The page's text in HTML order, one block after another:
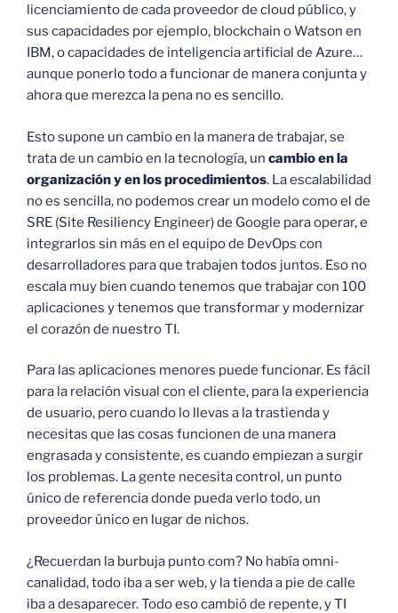
licenciamiento de cada proveedor de cloud público, y
sus capacidades por ejemplo, blockchain o Watson en
IBM, o capacidades de inteligencia artificial de Azure…
aunque ponerlo todo a funcionar de manera conjunta y
ahora que merezca la pena no es sencillo.
Esto supone un cambio en la manera de trabajar, se
trata de un cambio en la tecnología, un cambio en la
organización y en los procedimientos. La escalabilidad
no es sencilla, no podemos crear un modelo como el de
SRE (Site Resiliency Engineer) de Google para operar, e
integrarlos sin más en el equipo de DevOps con
desarrolladores para que trabajen todos juntos. Eso no
escala muy bien cuando tenemos que trabajar con 100
aplicaciones y tenemos que transformar y modernizar
el corazón de nuestro TI.
Para las aplicaciones menores puede funcionar. Es fácil
para la relación visual con el cliente, para la experiencia
de usuario, pero cuando lo llevas a la trastienda y
necesitas que las cosas funcionen de una manera
engrasada y consistente, es cuando empiezan a surgir
los problemas. La gente necesita control, un punto
único de referencia donde pueda verlo todo, un
proveedor único en lugar de nichos.
¿Recuerdan la burbuja punto com? No había omni-
canalidad, todo iba a ser web, y la tienda a pie de calle
iba a desaparecer. Todo eso cambió de repente, y TI